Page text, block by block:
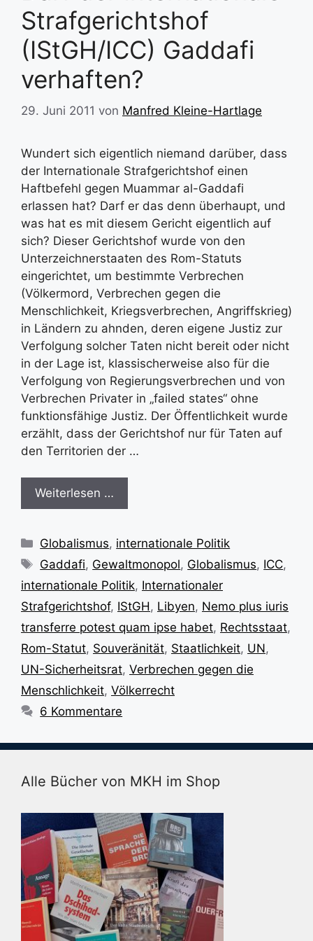
Strafgerichtshof
(IStGH/ICC) Gaddafi
verhaften?
29. Juni 2011 von Manfred Kleine-Hartlage
Wundert sich eigentlich niemand darüber, dass
der Internationale Strafgerichtshof einen
Haftbefehl gegen Muammar al-Gaddafi
erlassen hat? Darf er das denn überhaupt, und
was hat es mit diesem Gericht eigentlich auf
sich? Dieser Gerichtshof wurde von den
Unterzeichnerstaaten des Rom-Statuts
eingerichtet, um bestimmte Verbrechen
(Völkermord, Verbrechen gegen die
Menschlichkeit, Kriegsverbrechen, Angriffskrieg)
in Ländern zu ahnden, deren eigene Justiz zur
Verfolgung solcher Taten nicht bereit oder nicht
in der Lage ist, klassischerweise also für die
Verfolgung von Regierungsverbrechen und von
Verbrechen Privater in „failed states“ ohne
funktionsfähige Justiz. Der Öffentlichkeit wurde
erzählt, dass der Gerichtshof nur für Taten auf
den Territorien der …
Weiterlesen …
Kategorien
Globalismus, internationale Politik
Schlagwörter
Gaddafi, Gewaltmonopol, Globalismus, ICC,
internationale Politik, Internationaler
Strafgerichtshof, IStGH, Libyen, Nemo plus iuris
transferre potest quam ipse habet, Rechtsstaat,
Rom-Statut, Souveränität, Staatlichkeit, UN,
UN-Sicherheitsrat, Verbrechen gegen die
Menschlichkeit, Völkerrecht
6 Kommentare
Alle Bücher von MKH im Shop